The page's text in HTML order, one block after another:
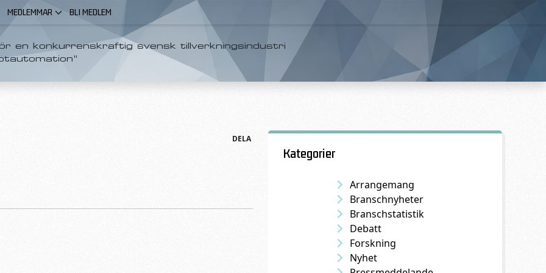
MEDLEMMAR BLI MEDLEM
en konkurrenskraftig svensk tillverkningsindustri
DELA
Kategorier
Arrangemang
Branschnyheter
Branschstatistik
Debatt
Forskning
Nyhet